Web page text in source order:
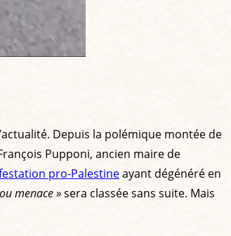
Depuis la polémique montée de
Pupponi, ancien maire de
pro-Palestineayant dégénéré en
menace »sera classée sans suite. Mais